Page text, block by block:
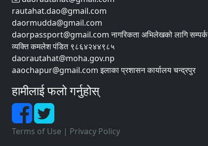
rautahat.dao@gmail.com
daormudda@gmail.com
daorpassport@gmail.com नागरिकता अभिलेखको लागि सम्पर्क
व्यक्ति कमलेश पंडित ९८६४२४४९८५
daorautahat@moha.gov.np
aaochapur@gmail.com इलाका प्रशासन कार्यालय चन्द्रपुर
हामीलाई फलो गर्नुहोस्
Terms of Use | Privacy Policy